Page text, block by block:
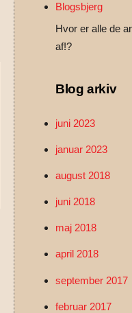
Blogsbjerg
Hvor er alle de
af!?
Blog arkiv
juni 2023
januar 2023
august 2018
juni 2018
maj 2018
april 2018
september 2017
februar 2017